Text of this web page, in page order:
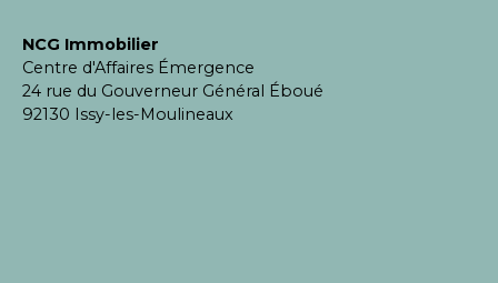
NCG Immobilier
Centre d'Affaires Émergence
24 rue du Gouverneur Général Éboué
92130 Issy-les-Moulineaux